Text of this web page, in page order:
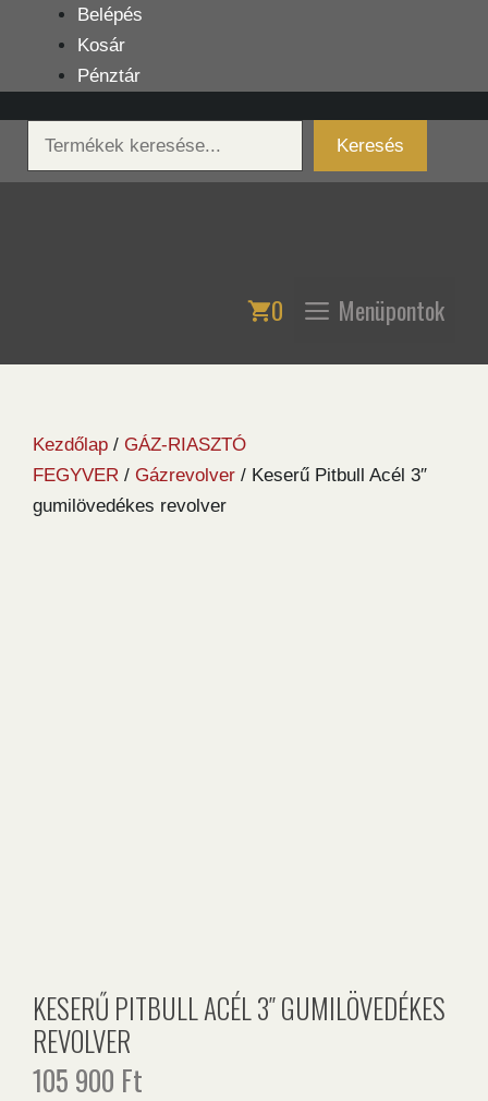
tartalomba
Belépés
Kosár
Pénztár
Keresés
Keresés
0 Menüpontok
Kezdőlap / GÁZ-RIASZTÓ
FEGYVER / Gázrevolver / Keserű Pitbull Acél 3″
gumilövedékes revolver
KESERŰ PITBULL ACÉL 3″ GUMILÖVEDÉKES
REVOLVER
105 900 Ft